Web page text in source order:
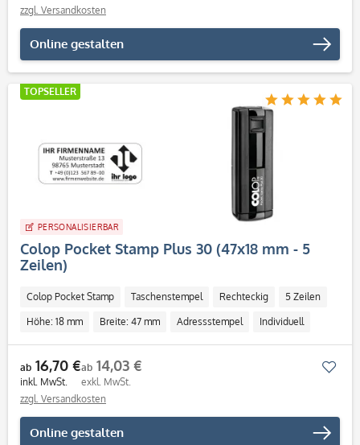
zzgl. Versandkosten
Online gestalten
TOPSELLER
PERSONALISIERBAR
Colop Pocket Stamp Plus 30 (47x18 mm - 5
Zeilen)
Colop Pocket Stamp Taschenstempel Rechteckig 5 Zeilen
Höhe: 18 mm Breite: 47 mm Adressstempel Individuell
ab 16,70 €
inkl. MwSt.
ab 14,03 €
exkl. MwSt.
zzgl. Versandkosten
Online gestalten